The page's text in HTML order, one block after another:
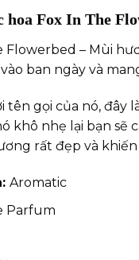
hoa Fox In The
Flowerbed – Mùi
ban ngày và
tên gọi của nó,
khô nhẹ lại bạn
rất đẹp và
Aromatic
Parfum